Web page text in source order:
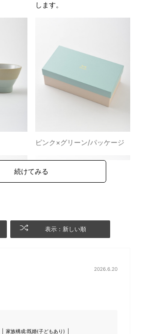
します。
ピンク×グリーン/パッケージ
表示：新しい順
2026.6.20
家族構成:既婚(子どもあり)